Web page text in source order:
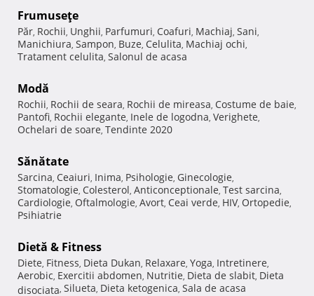
Frumuseţe
Păr, Rochii, Unghii, Parfumuri, Coafuri, Machiaj, Sani,
Manichiura, Sampon, Buze, Celulita, Machiaj ochi,
Tratament celulita, Salonul de acasa
Modă
Rochii, Rochii de seara, Rochii de mireasa, Costume de baie,
Pantofi, Rochii elegante, Inele de logodna, Verighete,
Ochelari de soare, Tendinte 2020
Sănătate
Sarcina, Ceaiuri, Inima, Psihologie, Ginecologie,
Stomatologie, Colesterol, Anticonceptionale, Test sarcina,
Cardiologie, Oftalmologie, Avort, Ceai verde, HIV, Ortopedie,
Psihiatrie
Dietă & Fitness
Diete, Fitness, Dieta Dukan, Relaxare, Yoga, Intretinere,
Aerobic, Exercitii abdomen, Nutritie, Dieta de slabit, Dieta
disociata, Silueta, Dieta ketogenica, Sala de acasa